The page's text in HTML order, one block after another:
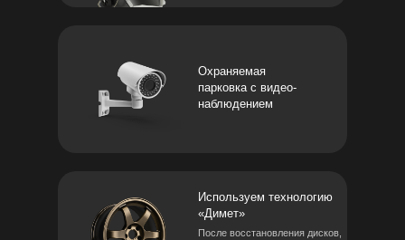
Охраняемая
парковка с видео-
наблюдением
Используем технологию
«Димет»
После восстановления дисков,